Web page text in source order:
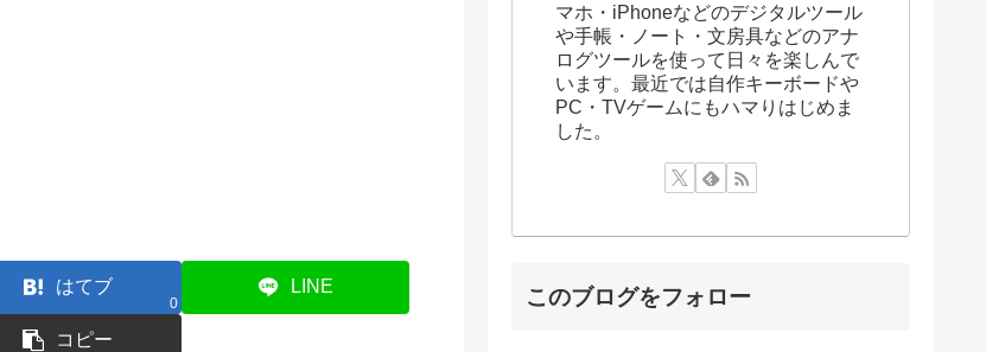
はてブ
0
LINE
コピー
マホ・iPhoneなどのデジタルツール
や手帳・ノート・文房具などのアナ
ログツールを使って日々を楽しんで
います。最近では自作キーボードや
PC・TVゲームにもハマりはじめま
した。
このブログをフォロー